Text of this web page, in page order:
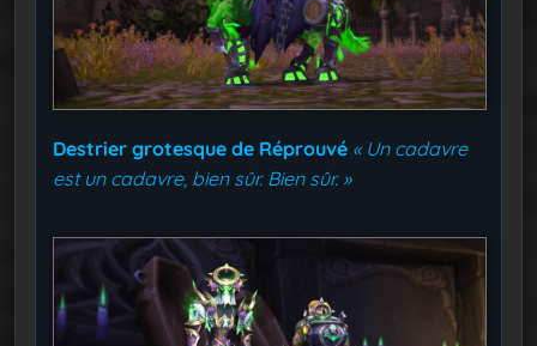
Destrier grotesque de Réprouvé « Un cadavre
est un cadavre, bien sûr. Bien sûr. »